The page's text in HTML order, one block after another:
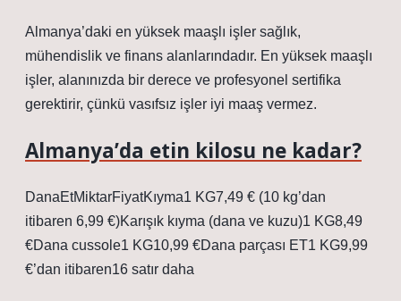
Almanya’daki en yüksek maaşlı işler sağlık,
mühendislik ve finans alanlarındadır. En yüksek maaşlı
işler, alanınızda bir derece ve profesyonel sertifika
gerektirir, çünkü vasıfsız işler iyi maaş vermez.
Almanya’da etin kilosu ne kadar?
DanaEtMiktarFiyatKıyma1 KG7,49 € (10 kg’dan
itibaren 6,99 €)Karışık kıyma (dana ve kuzu)1 KG8,49
€Dana cussole1 KG10,99 €Dana parçası ET1 KG9,99
€’dan itibaren16 satır daha